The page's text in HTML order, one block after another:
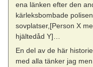
ena länken efter den
kärleksbombade
sovplatser,[Person X
hjältedåd Y]…
En del av de här
med alla tänker jag